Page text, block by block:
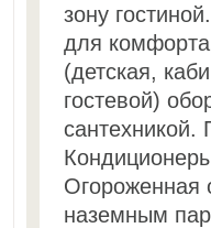
зону
для
(детская,
гостевой)
сантехникой.
Огороженная
наземным